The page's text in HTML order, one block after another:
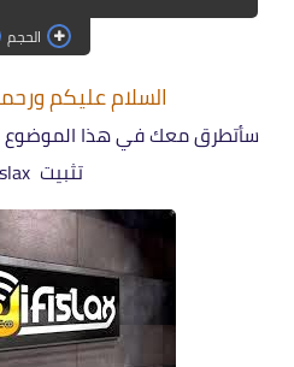
الحجم
السلام عليكم
سأتطرق معك في هذا الموضوع
تثبيت wifislax